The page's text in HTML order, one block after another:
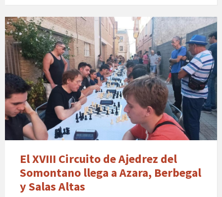
El XVIII Circuito de Ajedrez del
Somontano llega a Azara, Berbegal
y Salas Altas